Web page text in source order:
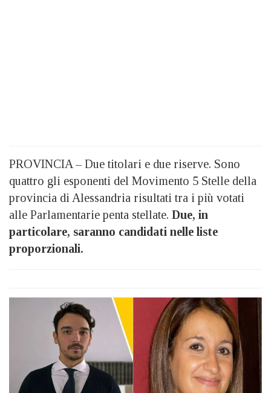
PROVINCIA – Due titolari e due riserve. Sono
quattro gli esponenti del Movimento 5 Stelle della
provincia di Alessandria risultati tra i più votati
alle Parlamentarie penta stellate. Due, in
particolare, saranno candidati nelle liste
proporzionali.